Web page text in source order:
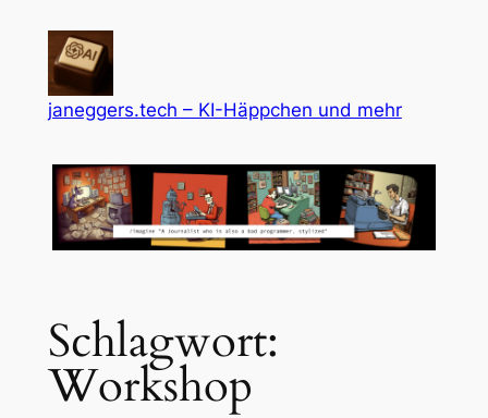
springen
janeggers.tech – KI-Häppchen und mehr
Schlagwort:
Workshop